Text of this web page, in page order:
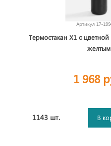
Артикул 17-
Термостакан X1 с
желтым
1 968
1143 шт. В